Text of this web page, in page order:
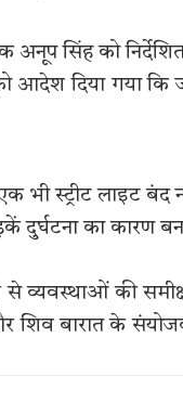
अनूप सिंह को
आदेश दिया गया कि
भी स्ट्रीट लाइट बंद
दुर्घटना का कारण
व्यवस्थाओं की
और शिव बारात के